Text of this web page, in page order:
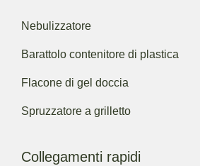
Nebulizzatore
Barattolo contenitore di plastica
Flacone di gel doccia
Spruzzatore a grilletto
Collegamenti rapidi